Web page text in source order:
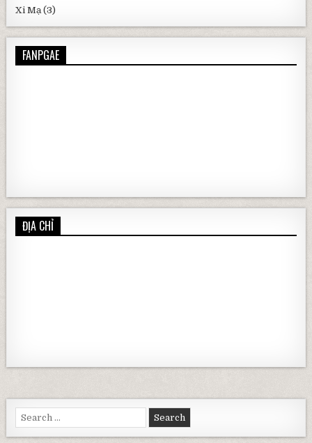
Xi Mạ (3)
FANPGAE
ĐỊA CHỈ
Search for: